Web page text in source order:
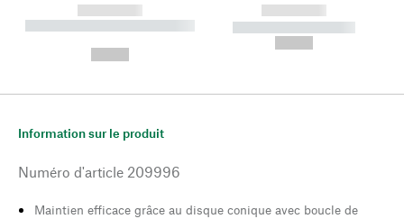
------------
----------- ----------- --------
------------
----------- -----------
Information sur le produit
Numéro d'article 209996
Maintien efficace grâce au disque conique avec boucle de